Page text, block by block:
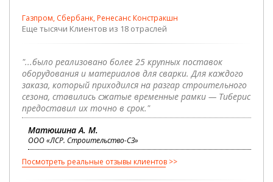
Газпром, Сбербанк, Ренесанс Констракшн
Еще тысячи Клиентов из 18 отраслей
"...было реализовано более 25 крупных поставок
оборудования и материалов для сварки. Для каждого
заказа, который приходился на разгар строительного
сезона, ставились сжатые временные рамки — Тиберис
предоставил их точно в срок."
Матюшина А. М.
ООО «ЛСР. Строительство-СЗ»
Посмотреть реальные отзывы клиентов